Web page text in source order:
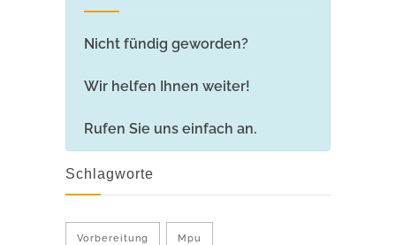
Nicht fündig geworden?
Wir helfen Ihnen weiter!
Rufen Sie uns einfach an.
Schlagworte
Vorbereitung Mpu